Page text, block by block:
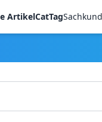
ArtikelCatTag